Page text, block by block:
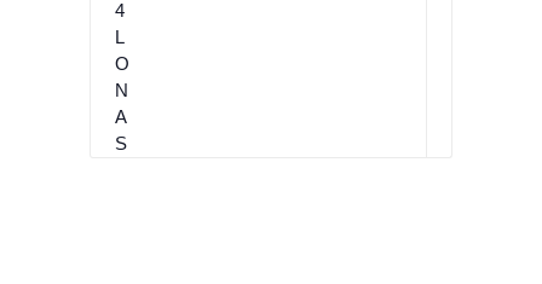
T
O
4
L
O
N